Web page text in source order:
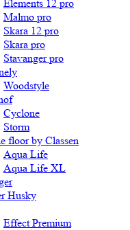
Elements 12 pro
Malmo pro
Skara 12 pro
Skara pro
Stavanger pro
Woodstyle
Cyclone
Storm
floor by Classen
Aqua Life
Aqua Life XL
Husky
Effect Premium